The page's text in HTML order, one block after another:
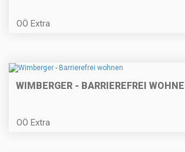
OÖ Extra
WIMBERGER - BARRIEREFREI
OÖ Extra